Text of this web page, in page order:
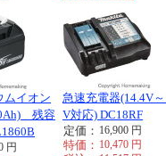
イオン
残容
円
急速充電器(14.4V
V対応) DC18RF
定価： 16,900 円
特価： 10,470 円